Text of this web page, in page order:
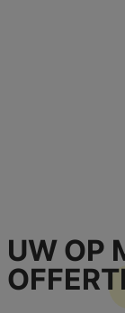
UW OP